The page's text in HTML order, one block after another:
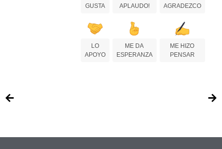
GUSTA
APLAUDO!
AGRADEZCO
LO
APOYO
ME DA
ESPERANZA
ME HIZO
PENSAR